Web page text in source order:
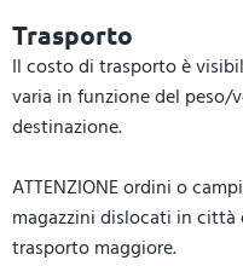
Trasporto
Il costo di trasporto è
varia in funzione del
destinazione.
ATTENZIONE ordini o
magazzini dislocati in
trasporto maggiore.